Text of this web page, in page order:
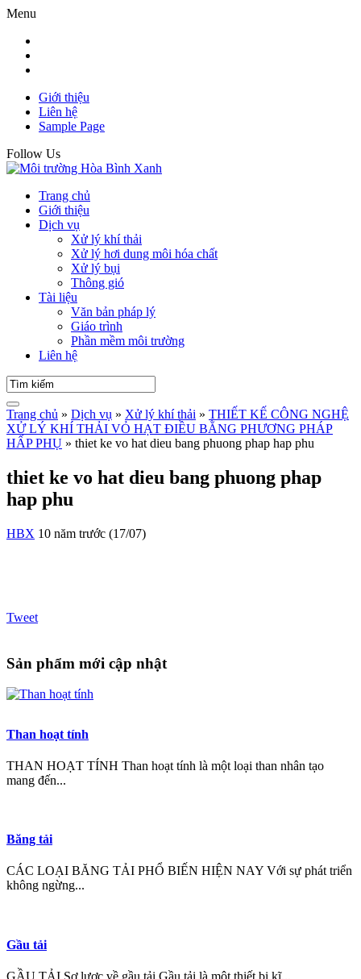
Menu
Giới thiệu
Liên hệ
Sample Page
Follow Us
Trang chủ
Giới thiệu
Dịch vụ
Xử lý khí thải
Xử lý hơi dung môi hóa chất
Xử lý bụi
Thông gió
Tài liệu
Văn bản pháp lý
Giáo trình
Phần mềm môi trường
Liên hệ
Trang chủ » Dịch vụ » Xử lý khí thải » THIẾT KẾ CÔNG NGHỆ
XỬ LÝ KHÍ THẢI VỎ HẠT ĐIỀU BẰNG PHƯƠNG PHÁP
HẤP PHỤ » thiet ke vo hat dieu bang phuong phap hap phu
thiet ke vo hat dieu bang phuong phap
hap phu
HBX 10 năm trước (17/07)
Tweet
Sản phẩm mới cập nhật
Than hoạt tính
THAN HOẠT TÍNH Than hoạt tính là một loại than nhân tạo
mang đến...
Băng tải
CÁC LOẠI BĂNG TẢI PHỔ BIẾN HIỆN NAY Với sự phát triển
không ngừng...
Gầu tải
GẦU TẢI Sơ lược về gầu tải Gầu tải là một thiết bị kĩ...